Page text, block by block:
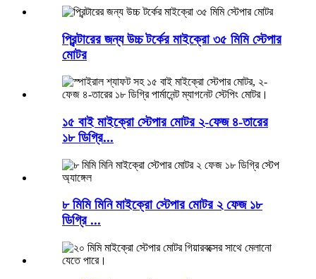
প্রিন্টারের জন্য উচ্চ টর্কের মাইক্রো ৩৫ মিমি স্টেপার
মোটর
১৫ বাই মাইক্রো স্টেপার মোটর ২-ফেজ ৪-তারের
১৮ ডিগ্রি...
৮ মিমি মিনি মাইক্রো স্টেপার মোটর ২ ফেজ ১৮
ডিগ্রি ...